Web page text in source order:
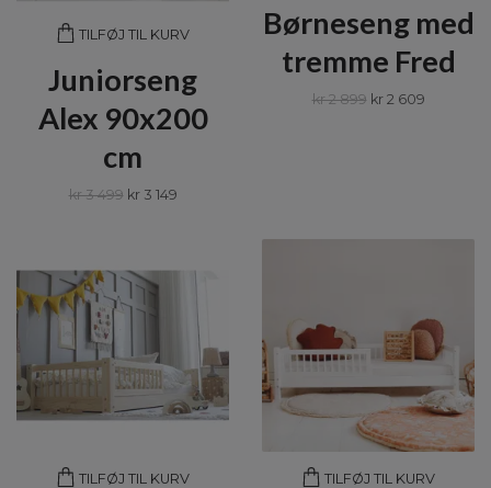
TILFØJ TIL KURV
Juniorseng
Alex 90x200
cm
kr 3 499 kr 3 149
Børneseng med
tremme Fred
kr 2 899 kr 2 609
TILFØJ TIL KURV TILFØJ TIL KURV